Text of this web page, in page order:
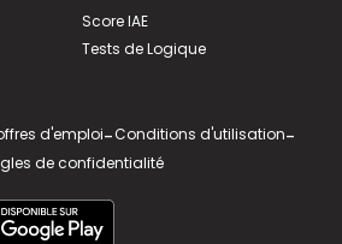
Score IAE
Tests de Logique
d'emploi-Conditions d'utilisation-
de confidentialité